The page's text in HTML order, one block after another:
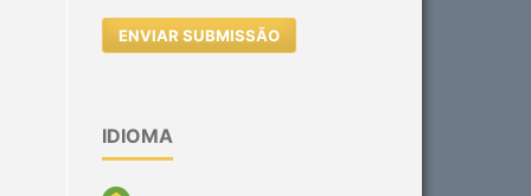
ENVIAR SUBMISSÃO
IDIOMA